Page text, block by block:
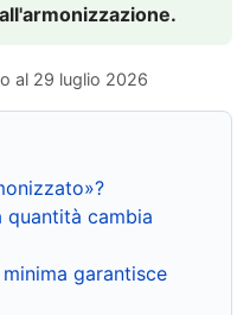
al 29 luglio 2026
quantità cambia
garantisce